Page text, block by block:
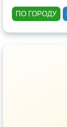
ПО ГОРОДУ